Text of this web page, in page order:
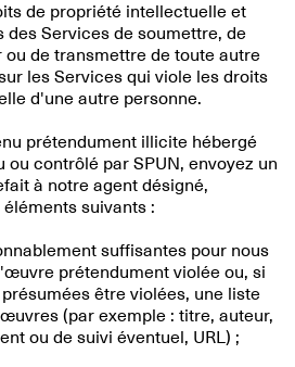
de propriété intellectuelle et
Services de soumettre, de
de transmettre de toute autre
les Services qui viole les droits
d'une autre personne.
prétendument illicite hébergé
ou contrôlé par SPUN, envoyez un
à notre agent désigné,
suivants :
suffisantes pour nous
prétendument violée ou, si
être violées, une liste
(par exemple : titre, auteur,
ou de suivi éventuel, URL) ;